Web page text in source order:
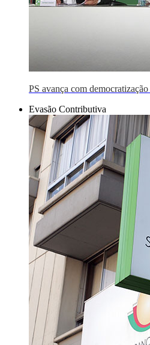
PS avança com
Evasão Contributiva